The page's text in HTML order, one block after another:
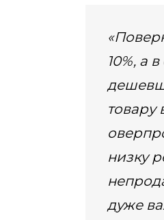
10%, а
товару
низку
дуже